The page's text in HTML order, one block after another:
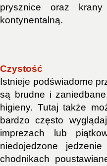
prysznice oraz
kontynentalną.
Czystość
Istnieje podświadome
są brudne i
higieny. Tutaj także
bardzo często
imprezach lub
niedojedzone
chodnikach